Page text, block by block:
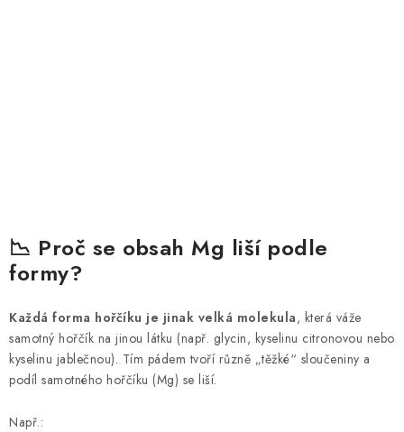
📉 Proč se obsah Mg liší podle
formy?
Každá forma hořčíku je jinak velká molekula, která váže
samotný hořčík na jinou látku (např. glycin, kyselinu citronovou nebo
kyselinu jablečnou). Tím pádem tvoří různě „těžké“ sloučeniny a
podíl samotného hořčíku (Mg) se liší.
Např.: